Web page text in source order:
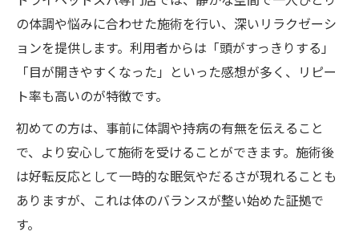
ヘッドスパ後に気を付けたい過ごし方と注
意点
だるさを軽減するためのヘッドスパ後ケア
方法
ヘッドマッサージとの違いを枚方で比較
ヘッドスパとヘッドマッサージの効果比較
ポイント
枚方で体験できるヘッドスパのこだわり技
術
の体調や悩みに合わせた施術を行い、深いリラクゼーシ
ョンを提供します。利用者からは「頭がすっきりする」
「目が開きやすくなった」といった感想が多く、リピー
ト率も高いのが特徴です。
初めての方は、事前に体調や持病の有無を伝えること
で、より安心して施術を受けることができます。施術後
は好転反応として一時的な眠気やだるさが現れることも
ありますが、これは体のバランスが整い始めた証拠で
す。